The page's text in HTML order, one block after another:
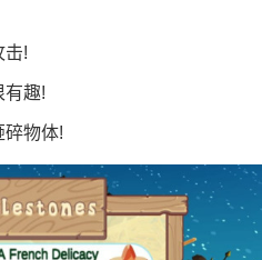
击!
有趣!
碎物体!